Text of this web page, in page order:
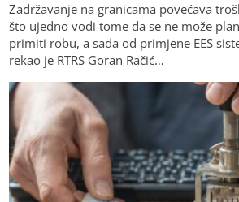
Zadržavanje na granicama povećava
što ujedno vodi tome da se ne može
primiti robu, a sada od primjene EES
rekao je RTRS Goran Račić…